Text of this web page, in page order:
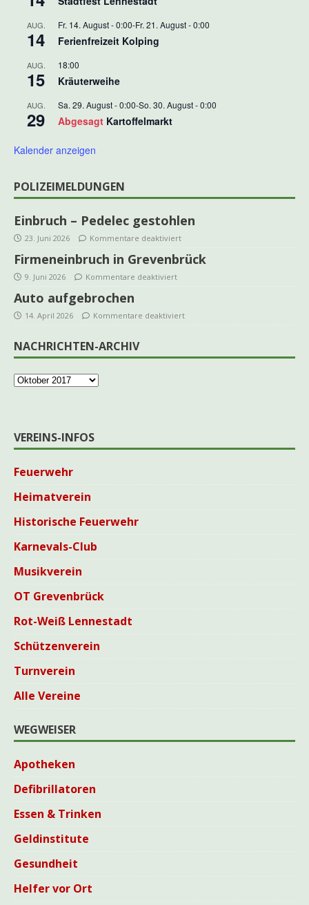
AUG.
14
Fr. 14. August - 0:00-Fr. 21. August - 0:00
Ferienfreizeit Kolping
AUG.
15
18:00
Kräuterweihe
AUG.
29
Sa. 29. August - 0:00-So. 30. August - 0:00
Abgesagt Kartoffelmarkt
Kalender anzeigen
POLIZEIMELDUNGEN
Einbruch – Pedelec gestohlen
23. Juni 2026 Kommentare deaktiviert
Firmeneinbruch in Grevenbrück
9. Juni 2026 Kommentare deaktiviert
Auto aufgebrochen
14. April 2026 Kommentare deaktiviert
NACHRICHTEN-ARCHIV
VEREINS-INFOS
Feuerwehr
Heimatverein
Historische Feuerwehr
Karnevals-Club
Musikverein
OT Grevenbrück
Rot-Weiß Lennestadt
Schützenverein
Turnverein
Alle Vereine
WEGWEISER
Apotheken
Defibrillatoren
Essen & Trinken
Geldinstitute
Gesundheit
Helfer vor Ort